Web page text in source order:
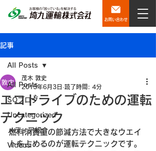
お問い合わせ
記事
All Posts
SQブログ
Uncategorized
メディア紹介
Videos
All Posts
エコドライブのための運転
テクニック
茂木 敦史
2015年6月3日 読了時間: 4分
燃料消費量の節減方法で大きなウエイ
トを占めるのが運転テクニックです。